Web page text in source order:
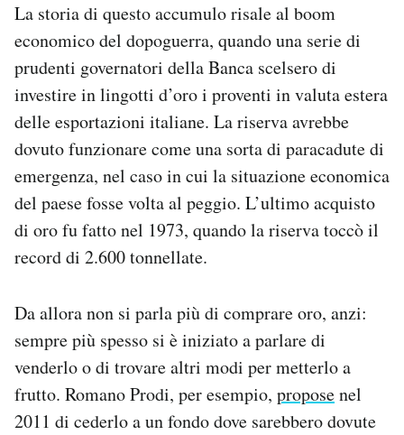
Area Personale
Newsletter
Regala il Post
Hai bisogno di aiuto?
Esci
La storia di questo accumulo risale al boom
economico del dopoguerra, quando una serie di
prudenti governatori della Banca scelsero di
investire in lingotti d’oro i proventi in valuta estera
delle esportazioni italiane. La riserva avrebbe
dovuto funzionare come una sorta di paracadute di
emergenza, nel caso in cui la situazione economica
del paese fosse volta al peggio. L’ultimo acquisto
di oro fu fatto nel 1973, quando la riserva toccò il
record di 2.600 tonnellate.
Da allora non si parla più di comprare oro, anzi:
sempre più spesso si è iniziato a parlare di
venderlo o di trovare altri modi per metterlo a
frutto. Romano Prodi, per esempio, proposenel
2011 di cederlo a un fondo dove sarebbero dovute